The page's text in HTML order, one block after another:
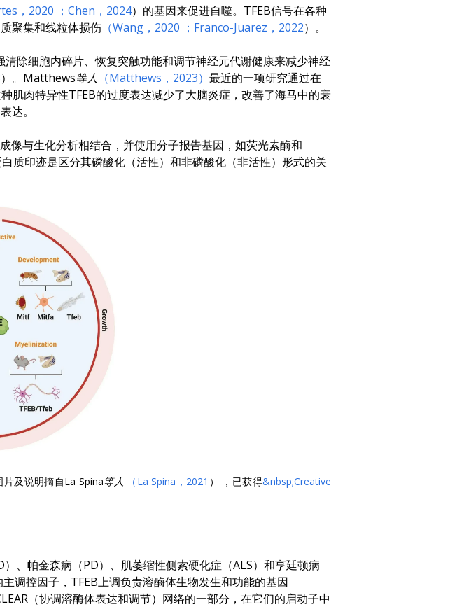
，2020 ；Chen，2024）的基因来促进自噬。TFEB信号在各种
聚集和线粒体损伤 （Wang，2020 ；Franco-Juarez，2022）。
除细胞内碎片、恢复突触功能和调节神经元代谢健康来减少神经
）。 Matthews等人 （Matthews，2023） 最近的一项研究通过在
肌肉特异性TFEB的过度表达减少了大脑炎症，改善了海马中的衰
达。
像与生化分析相结合，并使用分子报告基因，如荧光素酶和
质印迹是区分其磷酸化（活性）和非磷酸化（非活性）形式的关
及说明摘自La Spina等人 （La Spina，2021 ） ，已获得&nbsp;Creative
、帕金森病（PD）、肌萎缩性侧索硬化症（ALS）和亨廷顿病
调控因子，TFEB上调负责溶酶体生物发生和功能的基因
（协调溶酶体表达和调节）网络的一部分，在它们的启动子中